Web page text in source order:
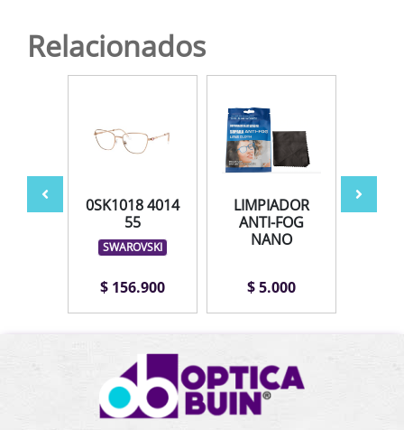
Relacionados
0SK1018 4014
55
SWAROVSKI
$ 156.900
LIMPIADOR
ANTI-FOG
NANO
$ 5.000